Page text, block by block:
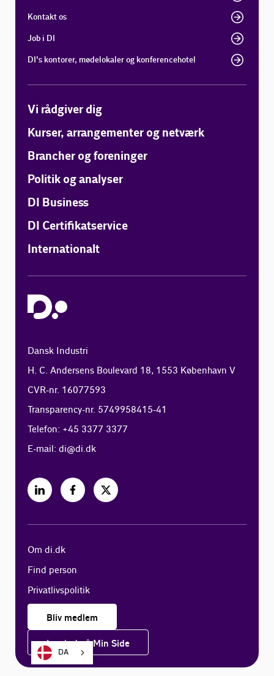
Kontakt os
Job i DI
DI's kontorer, mødelokaler og konferencehotel
Vi rådgiver dig
Kurser, arrangementer og netværk
Brancher og foreninger
Politik og analyser
DI Business
DI Certifikatservice
Internationalt
Dansk Industri
H. C. Andersens Boulevard 18, 1553 København V
CVR-nr. 16077593
Transparency-nr. 5749958415-41
Telefon: +45 3377 3377
E-mail:di@di.dk
Om di.dk
Find person
Privatlivspolitik
Bliv medlem
Log ind på Min Side
DA